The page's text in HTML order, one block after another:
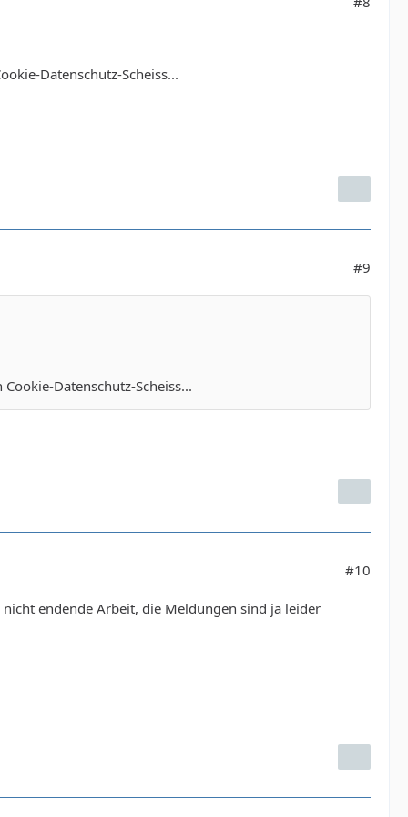
Datenschutz-Scheiss...
#9
Datenschutz-Scheiss...
#10
endende Arbeit, die Meldungen sind ja leider